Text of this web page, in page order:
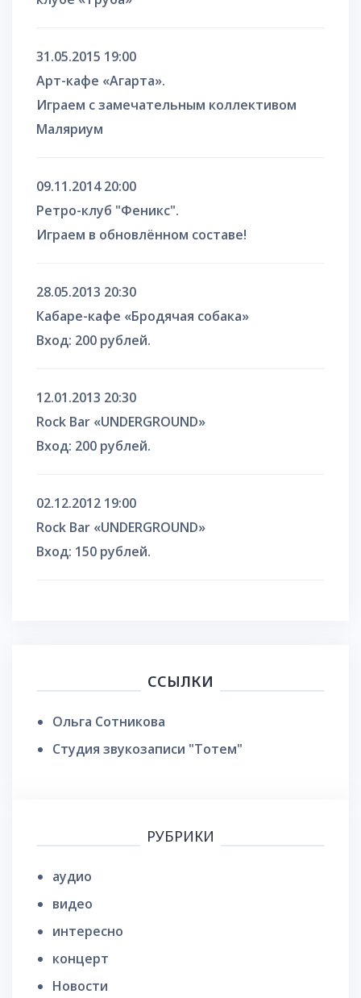
31.05.2015 19:00
Арт-кафе «Агарта».
Играем c замечательным коллективом
Маляриум
09.11.2014 20:00
Ретро-клуб "Феникс".
Играем в обновлённом составе!
28.05.2013 20:30
Кабаре-кафе «Бродячая собака»
Вход: 200 рублей.
12.01.2013 20:30
Rock Bar «UNDERGROUND»
Вход: 200 рублей.
02.12.2012 19:00
Rock Bar «UNDERGROUND»
Вход: 150 рублей.
ССЫЛКИ
Ольга Сотникова
Студия звукозаписи "Тотем"
РУБРИКИ
аудио
видео
интересно
концерт
Новости